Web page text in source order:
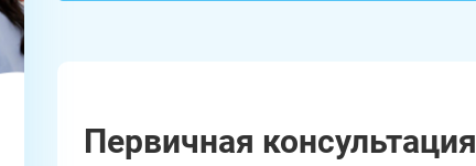
Первичная консультация